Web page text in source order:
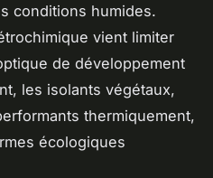
conditions humides.
vient limiter
de développement
les isolants végétaux,
thermiquement,
écologiques